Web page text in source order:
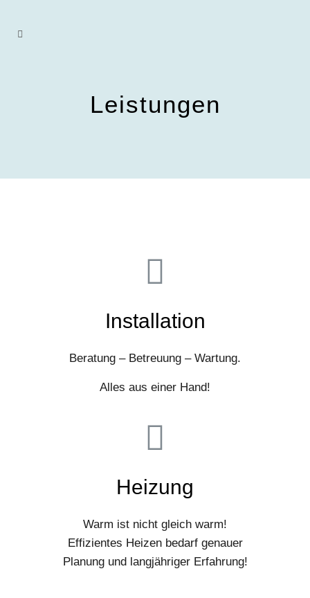
Leistungen
Installation
Beratung – Betreuung – Wartung.
Alles aus einer Hand!
Heizung
Warm ist nicht gleich warm!
Effizientes Heizen bedarf genauer
Planung und langjähriger Erfahrung!